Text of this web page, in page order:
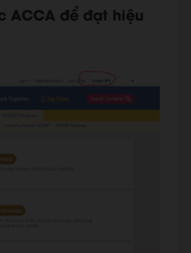
ACCA để đạt hiệu